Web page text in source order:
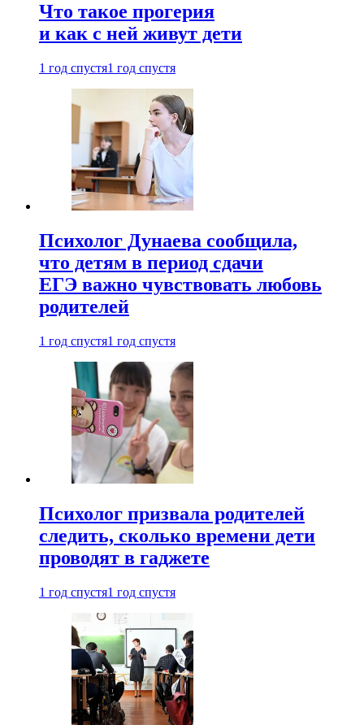
Что такое прогерия
и как с ней живут дети
1 год спустя1 год спустя
Психолог Дунаева сообщила,
что детям в период сдачи
ЕГЭ важно чувствовать любовь
родителей
1 год спустя1 год спустя
Психолог призвала родителей
следить, сколько времени дети
проводят в гаджете
1 год спустя1 год спустя